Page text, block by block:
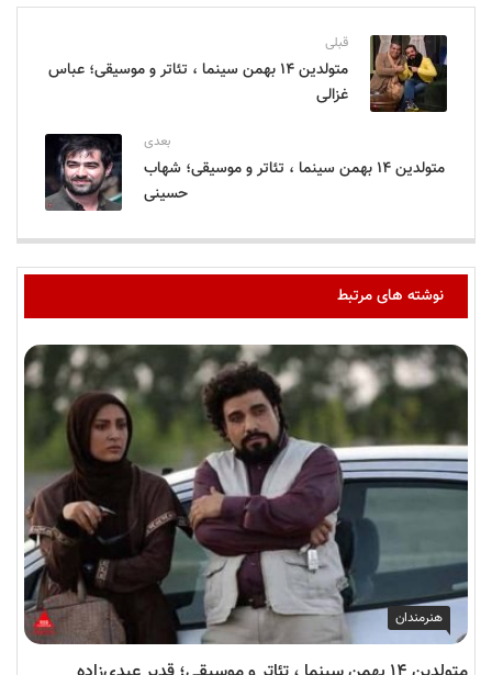
قبلی
متولدین ۱۴ بهمن سینما ، تئاتر و موسیقی؛ عباس
غزالی
بعدی
متولدین ۱۴ بهمن سینما ، تئاتر و موسیقی؛ شهاب
حسینی
نوشته های مرتبط
هنرمندان